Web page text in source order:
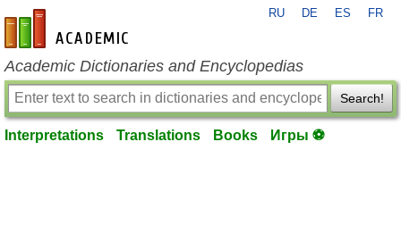
en-academic.com
RU DE ES FR
Academic Dictionaries and Encyclopedias
Search!
Interpretations Translations Books Игры ⚽